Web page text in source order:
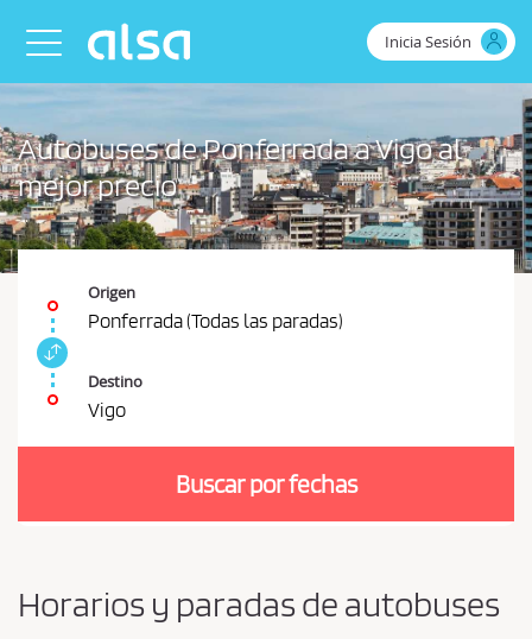
Saltar al contenido principal
Toggle navigation
Inicia Sesión
Autobuses de Ponferrada a Vigo al
mejor precio
Origen
Ponferrada (Todas las paradas)
r
Destino
Vigo
e
Buscar por fechas
Horarios y paradas de autobuses